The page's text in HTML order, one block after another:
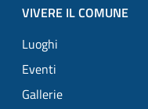
VIVERE IL COMUNE
Luoghi
Eventi
Gallerie